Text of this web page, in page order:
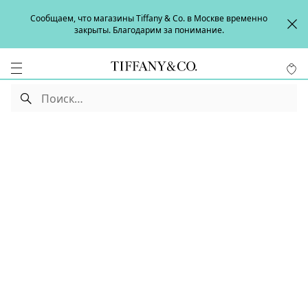
Сообщаем, что магазины Tiffany & Co. в Москве временно
закрыты. Благодарим за понимание.